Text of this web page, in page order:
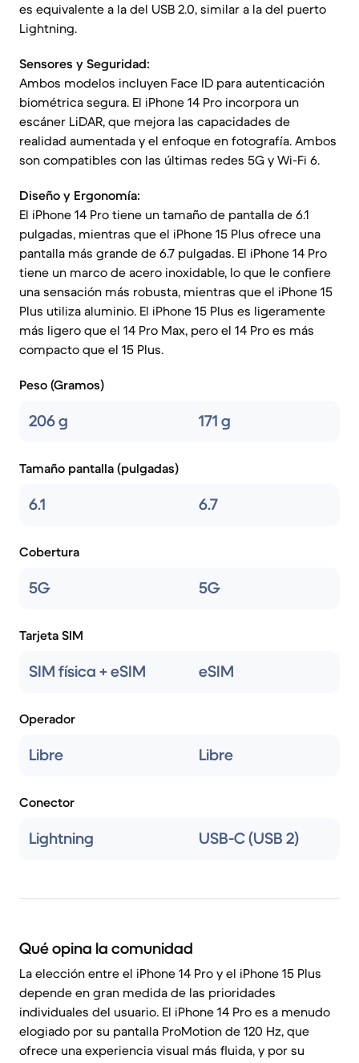
es equivalente a la del USB 2.0, similar a la del puerto
Lightning.
Sensores y Seguridad:
Ambos modelos incluyen Face ID para autenticación
biométrica segura. El iPhone 14 Pro incorpora un
escáner LiDAR, que mejora las capacidades de
realidad aumentada y el enfoque en fotografía. Ambos
son compatibles con las últimas redes 5G y Wi-Fi 6.
Diseño y Ergonomía:
El iPhone 14 Pro tiene un tamaño de pantalla de 6.1
pulgadas, mientras que el iPhone 15 Plus ofrece una
pantalla más grande de 6.7 pulgadas. El iPhone 14 Pro
tiene un marco de acero inoxidable, lo que le confiere
una sensación más robusta, mientras que el iPhone 15
Plus utiliza aluminio. El iPhone 15 Plus es ligeramente
más ligero que el 14 Pro Max, pero el 14 Pro es más
compacto que el 15 Plus.
Peso (Gramos)
206 g 171 g
Tamaño pantalla (pulgadas)
6.1 6.7
Cobertura
5G 5G
Tarjeta SIM
SIM física + eSIM eSIM
Operador
Libre Libre
Conector
Lightning USB-C (USB 2)
Qué opina la comunidad
La elección entre el iPhone 14 Pro y el iPhone 15 Plus
depende en gran medida de las prioridades
individuales del usuario. El iPhone 14 Pro es a menudo
elogiado por su pantalla ProMotion de 120 Hz, que
ofrece una experiencia visual más fluida, y por su